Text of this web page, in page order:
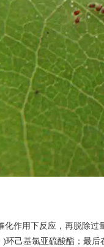
作用下反应，再脱除
己基氯亚硫酸酯；最